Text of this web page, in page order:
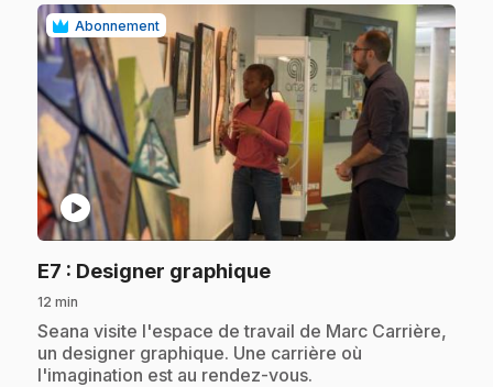
Abonnement
play_circle
E7 : Designer graphique.
12 min
.Seana visite l'espace de travail de Marc Carrière,
un designer graphique. Une carrière où
l'imagination est au rendez-vous.